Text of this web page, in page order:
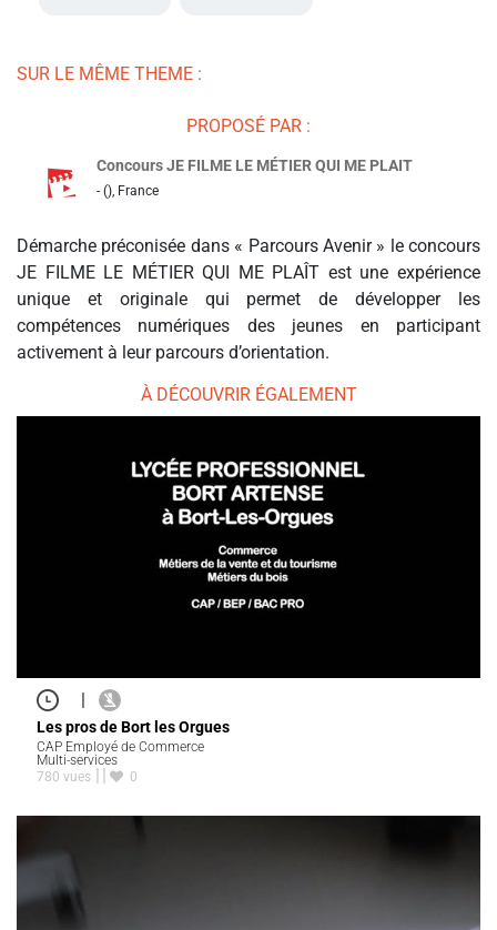
SUR LE MÊME THEME :
PROPOSÉ PAR :
Concours JE FILME LE MÉTIER QUI ME PLAIT
- (), France
Démarche préconisée dans « Parcours Avenir » le concours
JE FILME LE MÉTIER QUI ME PLAÎT est une expérience
unique et originale qui permet de développer les
compétences numériques des jeunes en participant
activement à leur parcours d’orientation.
À DÉCOUVRIR ÉGALEMENT
|
Les pros de Bort les Orgues
CAP Employé de Commerce
Multi-services
780 vues
0